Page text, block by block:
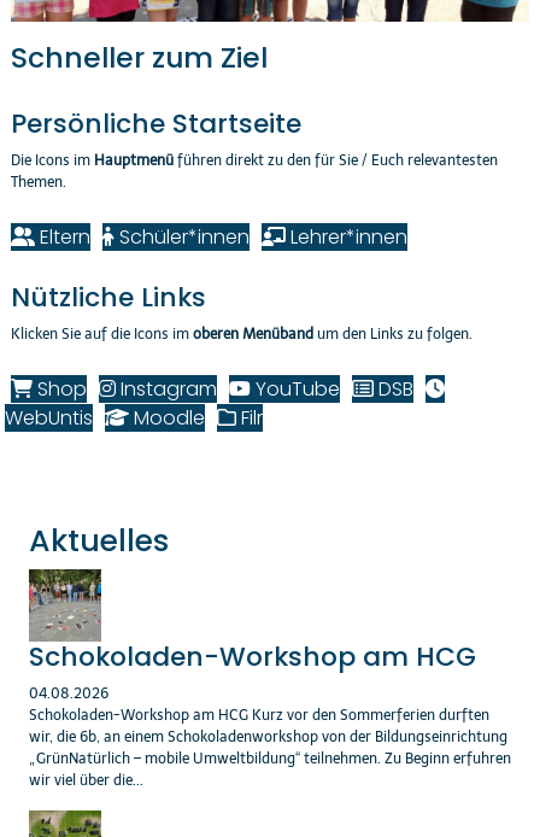
Schneller zum Ziel
Persönliche Startseite
Die Icons im Hauptmenüführen direkt zu den für Sie / Euch relevantesten
Themen.
Eltern Schüler*innen Lehrer*innen
Nützliche Links
Klicken Sie auf die Icons im oberen Menüband um den Links zu folgen.
Shop Instagram YouTube
DSB
WebUntis
Moodle Filr
Aktuelles
Schokoladen-Workshop am HCG
04.08.2026
Schokoladen-Workshop am HCG Kurz vor den Sommerferien durften
wir, die 6b, an einem Schokoladenworkshop von der Bildungseinrichtung
„GrünNatürlich – mobile Umweltbildung“ teilnehmen. Zu Beginn erfuhren
wir viel über die...